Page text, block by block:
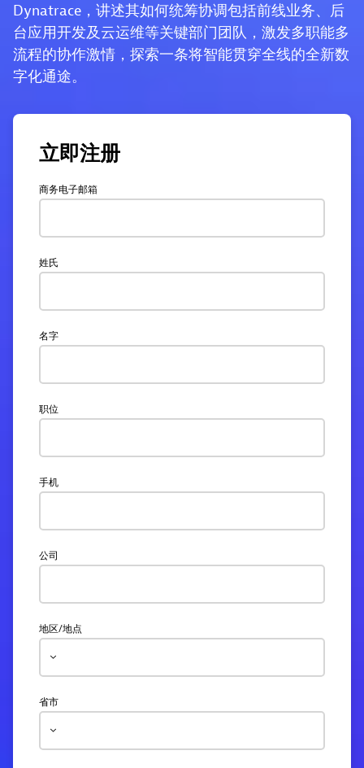
Dynatrace，讲述其如何统筹协调包括前线业务、后
台应用开发及云运维等关键部门团队，激发多职能多
流程的协作激情，探索一条将智能贯穿全线的全新数
字化通途。
立即注册
商务电子邮箱
姓氏
名字
职位
手机
公司
地区/地点
省市